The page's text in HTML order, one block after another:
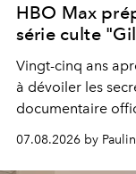
HBO Max
série culte
Vingt-cinq ans
à dévoiler les
documentaire
générationnel.
07.08.2026 by